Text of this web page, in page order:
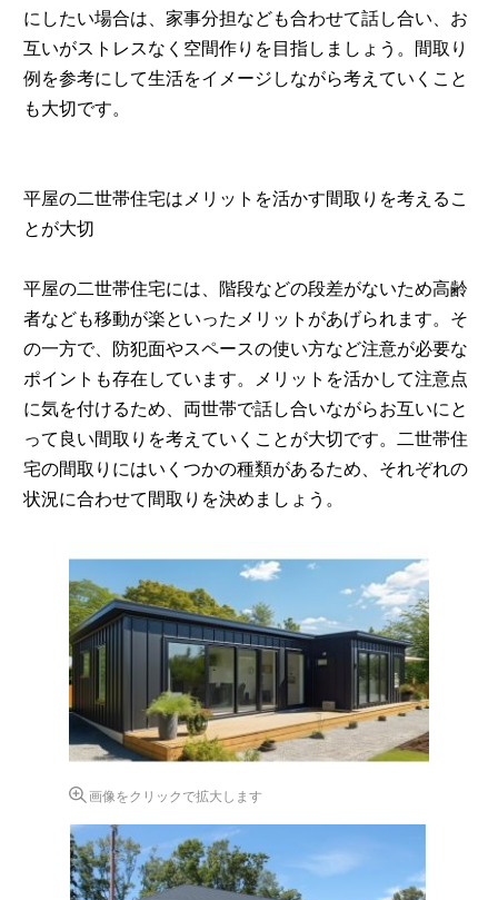
にしたい場合は、家事分担なども合わせて話し合い、お
互いがストレスなく空間作りを目指しましょう。間取り
例を参考にして生活をイメージしながら考えていくこと
も大切です。
平屋の二世帯住宅はメリットを活かす間取りを考えるこ
とが大切
平屋の二世帯住宅には、階段などの段差がないため高齢
者なども移動が楽といったメリットがあげられます。そ
の一方で、防犯面やスペースの使い方など注意が必要な
ポイントも存在しています。メリットを活かして注意点
に気を付けるため、両世帯で話し合いながらお互いにと
って良い間取りを考えていくことが大切です。二世帯住
宅の間取りにはいくつかの種類があるため、それぞれの
状況に合わせて間取りを決めましょう。
画像をクリックで拡大します